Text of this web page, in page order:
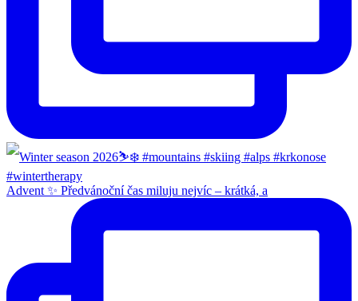
Advent ✨ Předvánoční čas miluju nejvíc – krátká, a